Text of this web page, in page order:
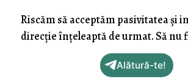
Riscăm să acceptăm pasivitatea și
direcție înțeleaptă de urmat. Să nu
Alătură-te!